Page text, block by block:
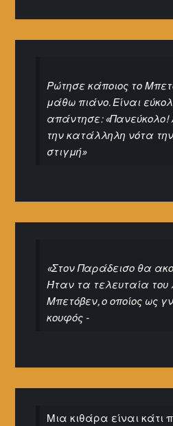
Ρώτησε κάποιος το
μάθω πιάνο. Είναι
απάντησε:
την κατάλληλη νότα
στιγμή»
«Στον Παράδεισο θα
Ήταν τα τελευταία του
Μπετόβεν, ο οποίος ως
κουφός -
Μια κιθάρα είναι κάτι